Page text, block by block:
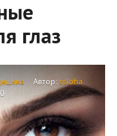
глаз
Автор: ssloha
0